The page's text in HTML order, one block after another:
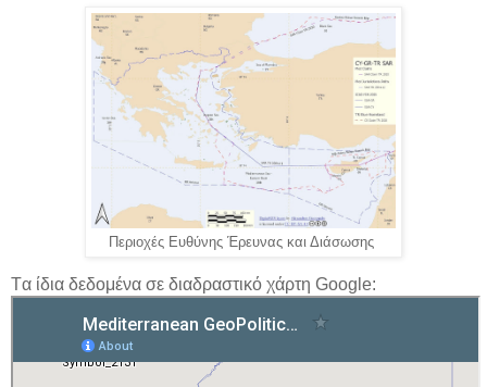
Περιοχές Ευθύνης Έρευνας και Διάσωσης
Tα ίδια δεδομένα σε διαδραστικό χάρτη Google: